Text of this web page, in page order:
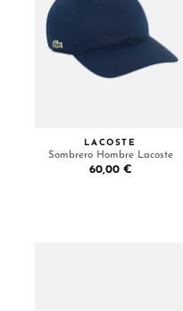
LACOSTE
Sombrero Hombre Lacoste
60,00 €